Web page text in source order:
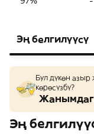
Эң белгилүүсү
Бул дүкөн
көрөсүзбү?
Эң